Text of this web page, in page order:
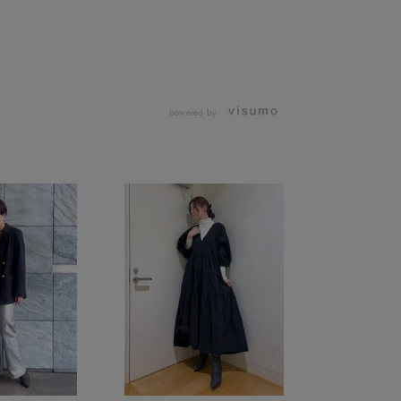
powered by